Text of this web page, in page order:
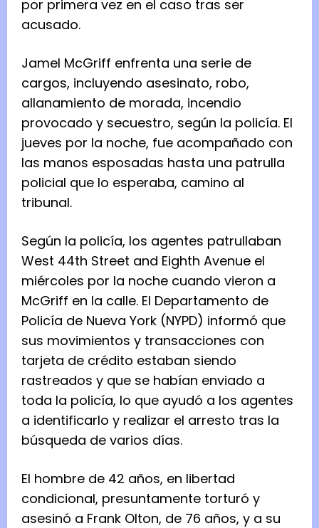
por primera vez en el caso tras ser
acusado.
Jamel McGriff enfrenta una serie de
cargos, incluyendo asesinato, robo,
allanamiento de morada, incendio
provocado y secuestro, según la policía. El
jueves por la noche, fue acompañado con
las manos esposadas hasta una patrulla
policial que lo esperaba, camino al
tribunal.
Según la policía, los agentes patrullaban
West 44th Street and Eighth Avenue el
miércoles por la noche cuando vieron a
McGriff en la calle. El Departamento de
Policía de Nueva York (NYPD) informó que
sus movimientos y transacciones con
tarjeta de crédito estaban siendo
rastreados y que se habían enviado a
toda la policía, lo que ayudó a los agentes
a identificarlo y realizar el arresto tras la
búsqueda de varios días.
El hombre de 42 años, en libertad
condicional, presuntamente torturó y
asesinó a Frank Olton, de 76 años, y a su